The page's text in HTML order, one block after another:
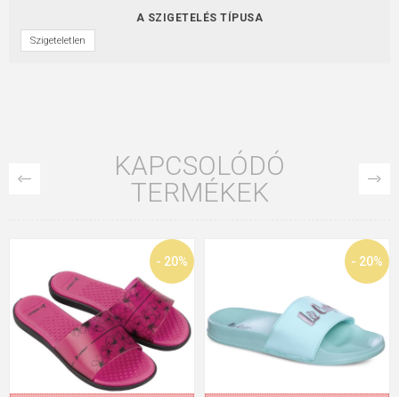
A SZIGETELÉS TÍPUSA
Szigeteletlen
KAPCSOLÓDÓ
TERMÉKEK
- 20% - 20%